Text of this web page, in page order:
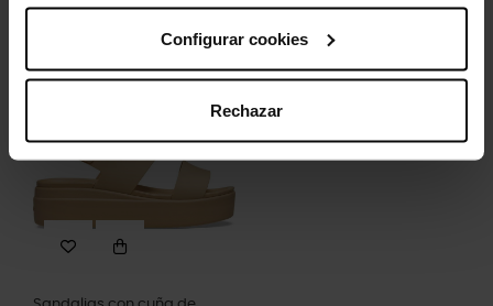
Configurar cookies
Rechazar